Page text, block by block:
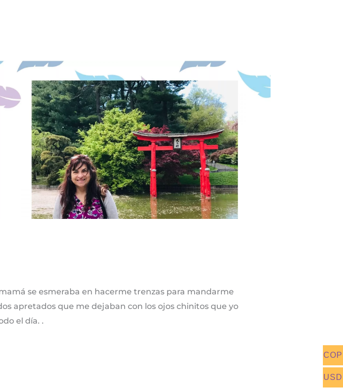
se esmeraba en hacerme trenzas para mandarme
apretados que me dejaban con los ojos chinitos que yo
el día. .
COP
USD